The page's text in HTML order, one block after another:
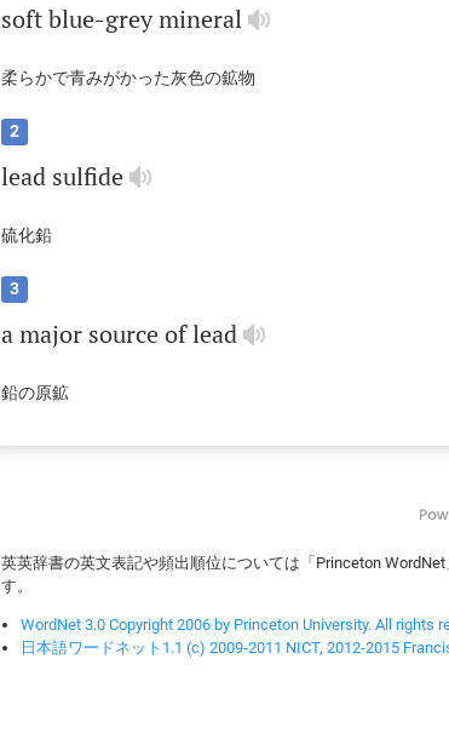
softblue-greymineral
柔らかで青みがかった灰色の鉱物
2
lead sulfide
硫化鉛
3
amajor source oflead
鉛の原鉱
英英辞書の英文表記や頻出順位については「Princeton
す。
WordNet 3.0 Copyright 2006 by Princeton University. All rights
日本語ワードネット1.1 (c) 2009-2011 NICT, 2012-2015